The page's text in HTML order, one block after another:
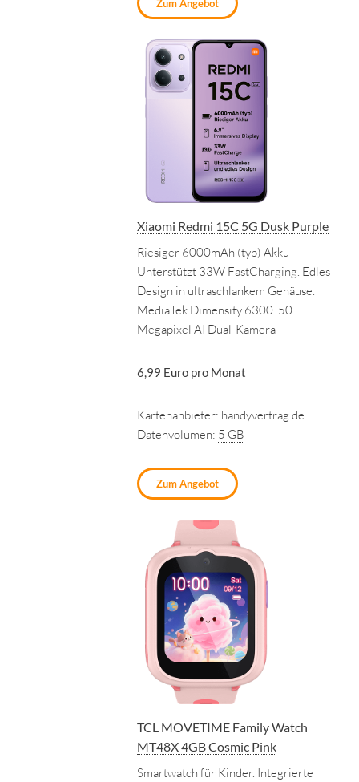
Zum Angebot
Xiaomi Redmi 15C 5G Dusk Purple
Riesiger 6000mAh (typ) Akku -
Unterstützt 33W FastCharging. Edles
Design in ultraschlankem Gehäuse.
MediaTek Dimensity 6300. 50
Megapixel AI Dual-Kamera
6,99 Euro pro Monat
Kartenanbieter: handyvertrag.de
Datenvolumen: 5 GB
Zum Angebot
TCL MOVETIME Family Watch
MT48X 4GB Cosmic Pink
Smartwatch für Kinder. Integrierte